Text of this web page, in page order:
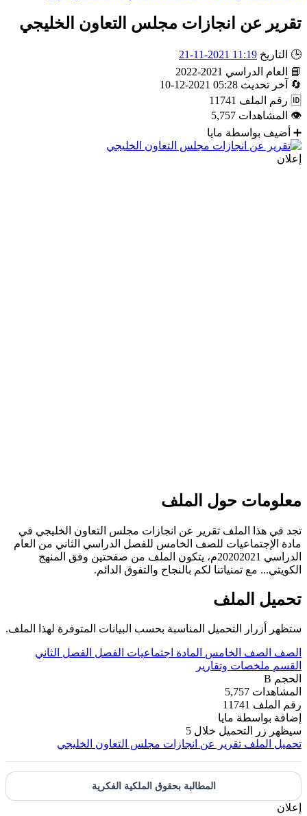
تقرير عن انجازات مجلس التعاون الخليجي
🕒 التاريخ 11:19 2021-11-21
📘
العام الدراسي 2021-2022
🔄
آخر تحديث 05:28 2021-12-10
🆔 رقم الملف 11741
👁
المشاهدات 5,757
➕
أضيف بواسطة مايا
إعلان
معلومات حول الملف
تجد في هذا الملف تقرير عن انجازات مجلس التعاون الخليجي في
مادة الإجتماعيات للصف الخامس للفصل الدراسي الثاني من العام
الدراسي 20202021م، يتكون الملف من صفحتين وفق المنهج
الكويتي... مع تمنياتنا لكم بالنجاح والتفوق الدائم.
تحميل الملف
ستظهر أزرار التحميل المناسبة بحسب البيانات المتوفرة لهذا الملف.
الصف الصف الخامس المادة اجتماعيات الفصل
الفصل الثاني
القسم ملخصات وتقارير
الحجم B
المشاهدات 5,757
رقم الملف 11741
إضافة بواسطة مايا
سيظهر زر التحميل خلال 5
تحميل الملف تقرير عن انجازات مجلس التعاون الخليجي
المطالبة بحقوق الملكية الفكرية
إعلان